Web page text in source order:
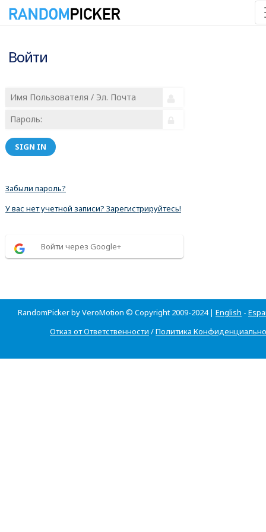
Войти
SIGN IN
Забыли пароль?
У вас нет учетной записи? Зарегистрируйтесь!
Войти через Google+
RandomPicker by VeroMotion © Copyright 2009-2024 | English -
Отказ от Ответственности /Политика